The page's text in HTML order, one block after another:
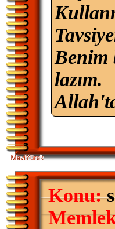
Benim
lazım.
Konu: